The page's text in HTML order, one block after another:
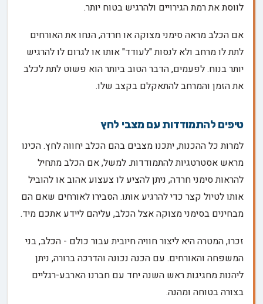
לווסת את רמת הגירויים ולהרגיש בטוח יותר.
אם הכלב מראה סימני מצוקה או חרדה, הנחו את האורחים
לתת לו מרחב ולא לנסות "לעודד" אותו או לגרום לו להרגיש
יותר בנוח. לפעמים, הדבר הטוב ביותר הוא פשוט לתת לכלב
את הזמן והמרחב להתאקלם בקצב שלו.
טיפים להתמודדות עם מצבי לחץ
למרות כל ההכנות, יתכנו מצבים בהם הכלב יחווה לחץ. הכינו
מראש אסטרטגיות להתמודדות. למשל, אם הכלב מתחיל
להראות סימני חרדה, ניתן להציע לו צעצוע אהוב או להוביל
אותו לטיול קצר כדי להרגיע אותו. הסבירו לאורחים שאם הם
מבחינים בסימני מצוקה אצל הכלב, עליהם ליידע אתכם מיד.
זכרו, המטרה היא ליצור חוויה חיובית עבור כולם - הכלב, בני
המשפחה והאורחים. עם הכנה נכונה והדרכה ברורה, ניתן
ליהנות מחגיגות ראש השנה יחד עם חברנו הארבע-רגליים
בצורה בטוחה ומהנה.